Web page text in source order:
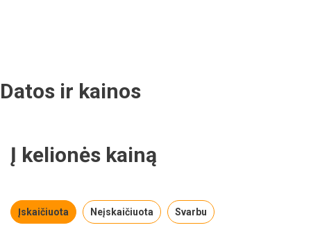
Datos ir kainos
Į kelionės kainą
Įskaičiuota Neįskaičiuota Svarbu